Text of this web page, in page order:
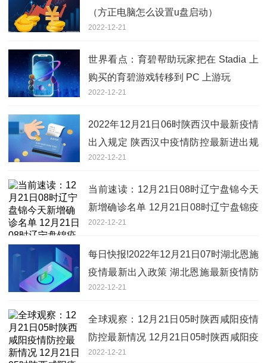
（方正电脑怎么设置u盘启动）
2022-12-21
世界看点：育碧帮助玩家把在 Stadia 上
购买的育碧游戏转移到 PC 上游玩
2022-12-21
2022年12月21日06时陕西汉中最新疫情
出入规定 陕西汉中疫情防控最新进出规
定
2022-12-21
当前速读：12月21日08时辽宁盘锦今天
新增确诊名单 12月21日08时辽宁盘锦疫
情防控政策最新通知
2022-12-21
每日快报!2022年12月21日07时湖北恩施
疫情最新出入政策 湖北恩施最新疫情防
疫措施举措
2022-12-21
全球观察：12月21日05时陕西咸阳疫情
防控最新情况 12月21日05时陕西咸阳疫
情最新通告
2022-12-21